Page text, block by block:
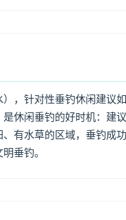
，针对性垂钓休闲建议
休闲垂钓的好时机：建
有水草的区域，垂钓成
垂钓。